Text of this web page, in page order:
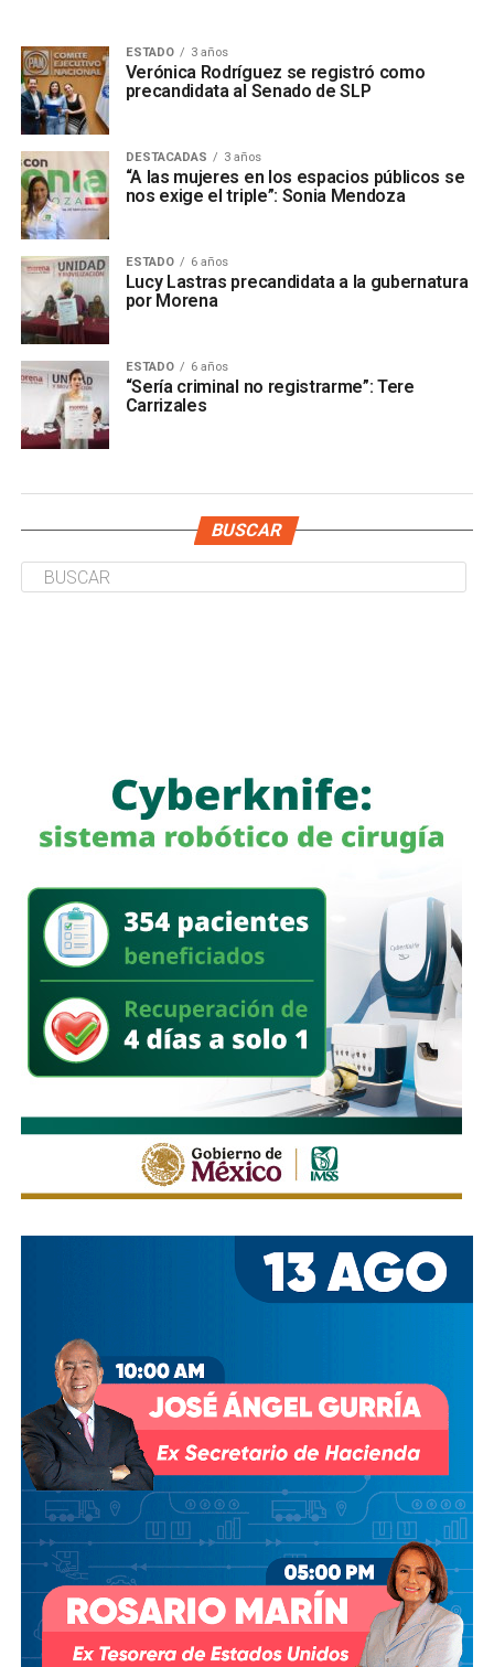
ESTADO 3 años
Verónica Rodríguez se registró como
precandidata al Senado de SLP
DESTACADAS 3 años
“A las mujeres en los espacios públicos se
nos exige el triple”: Sonia Mendoza
ESTADO 6 años
Lucy Lastras precandidata a la gubernatura
por Morena
ESTADO 6 años
“Sería criminal no registrarme”: Tere
Carrizales
BUSCAR